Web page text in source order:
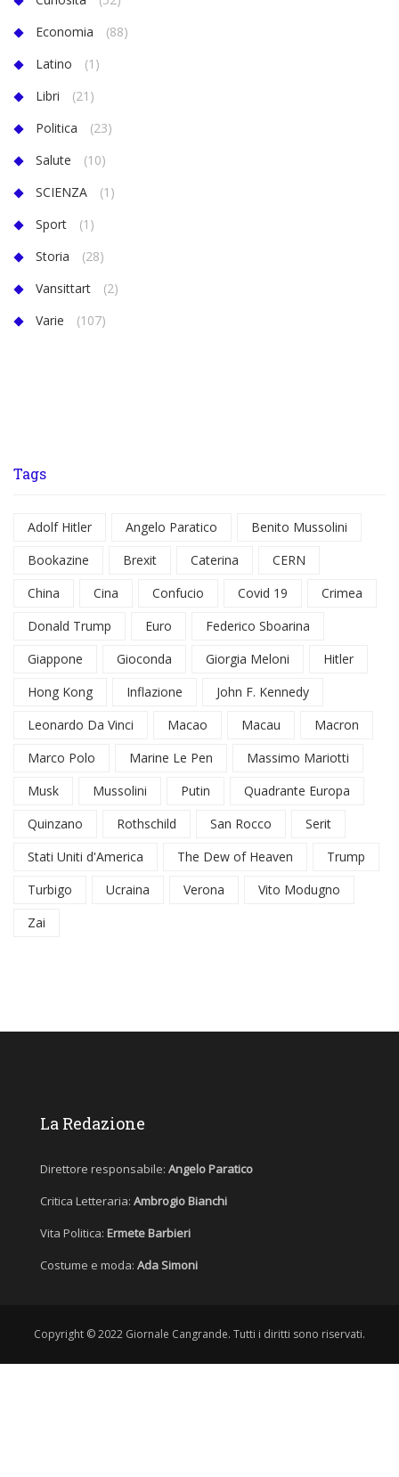
Economia
(88)
Latino
(1)
Libri
(21)
Politica
(23)
Salute
(10)
SCIENZA
(1)
Sport
(1)
Storia
(28)
Vansittart
(2)
Varie
(107)
Tags
Adolf Hitler Angelo Paratico
Benito Mussolini
Bookazine
Brexit Caterina
CERN
China
Cina Confucio Covid 19
Crimea
Donald Trump
Euro
Federico Sboarina
Giappone
Gioconda Giorgia Meloni
Hitler
Hong Kong
Inflazione
John F. Kennedy
Leonardo Da Vinci
Macao Macau
Macron
Marco Polo
Marine Le Pen
Massimo Mariotti
Musk
Mussolini Putin
Quadrante Europa
Quinzano
Rothschild San Rocco
Serit
Stati Uniti d'America
The Dew of Heaven
Trump
Turbigo
Ucraina Verona
Vito Modugno
Zai
La Redazione
Direttore responsabile: Angelo Paratico
Critica Letteraria: Ambrogio Bianchi
Vita Politica: Ermete Barbieri
Costume e moda: Ada Simoni
Copyright © 2022 Giornale Cangrande. Tutti i diritti sono riservati.